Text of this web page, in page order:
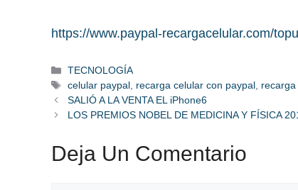
https://www.paypal-recargacelular.com/
Categorías
TECNOLOGÍA
Etiquetas
celular paypal, recarga celular con paypal,
SALIÓ A LA VENTA EL iPhone6
LOS PREMIOS NOBEL DE MEDICINA Y FÍSICA
Deja Un Comentario